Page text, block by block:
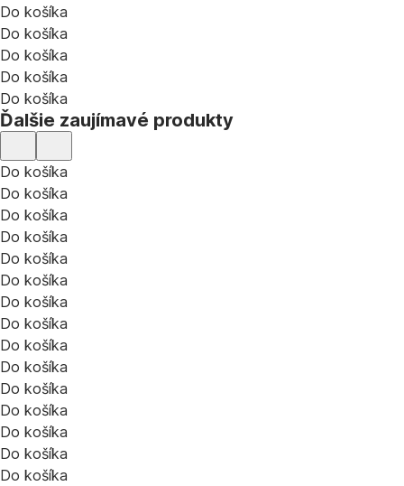
Do košíka
Do košíka
Do košíka
Do košíka
Do košíka
Ďalšie zaujímavé produkty
Do košíka
Do košíka
Do košíka
Do košíka
Do košíka
Do košíka
Do košíka
Do košíka
Do košíka
Do košíka
Do košíka
Do košíka
Do košíka
Do košíka
Do košíka